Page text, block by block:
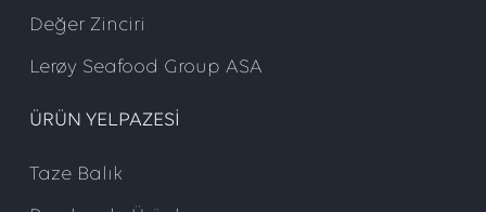
Değer Zinciri
Lerøy Seafood Group ASA
ÜRÜN YELPAZESI
Taze Balık